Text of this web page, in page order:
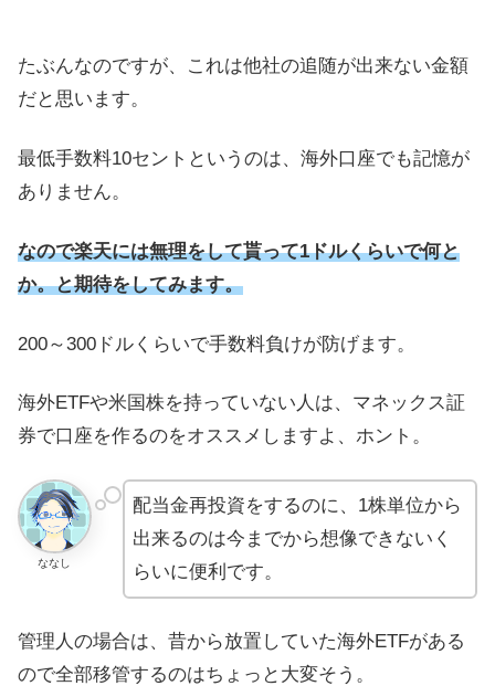
たぶんなのですが、これは他社の追随が出来ない金額
だと思います。
最低手数料10セントというのは、海外口座でも記憶が
ありません。
なので楽天には無理をして貰って1ドルくらいで何と
か。と期待をしてみます。
200～300ドルくらいで手数料負けが防げます。
海外ETFや米国株を持っていない人は、マネックス証
券で口座を作るのをオススメしますよ、ホント。
ななし
配当金再投資をするのに、1株単位から
出来るのは今までから想像できないく
らいに便利です。
管理人の場合は、昔から放置していた海外ETFがある
ので全部移管するのはちょっと大変そう。